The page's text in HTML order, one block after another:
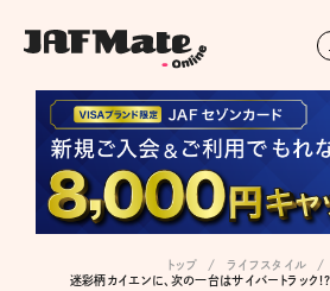
トップ ライフスタイル
迷彩柄カイエンに、次の一台はサイバートラッ